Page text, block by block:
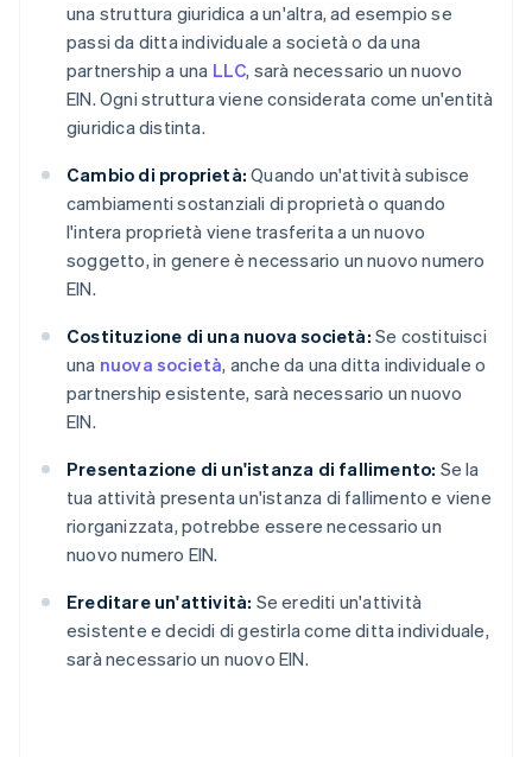
una struttura giuridica a un'altra, ad esempio se
passi da ditta individuale a società o da una
partnership a una LLC, sarà necessario un nuovo
EIN. Ogni struttura viene considerata come un'entità
giuridica distinta.
Cambio di proprietà: Quando un'attività subisce
cambiamenti sostanziali di proprietà o quando
l'intera proprietà viene trasferita a un nuovo
soggetto, in genere è necessario un nuovo numero
EIN.
Costituzione di una nuova società: Se costituisci
una nuova società, anche da una ditta individuale o
partnership esistente, sarà necessario un nuovo
EIN.
Presentazione di un'istanza di fallimento: Se la
tua attività presenta un'istanza di fallimento e viene
riorganizzata, potrebbe essere necessario un
nuovo numero EIN.
Ereditare un'attività: Se erediti un'attività
esistente e decidi di gestirla come ditta individuale,
sarà necessario un nuovo EIN.